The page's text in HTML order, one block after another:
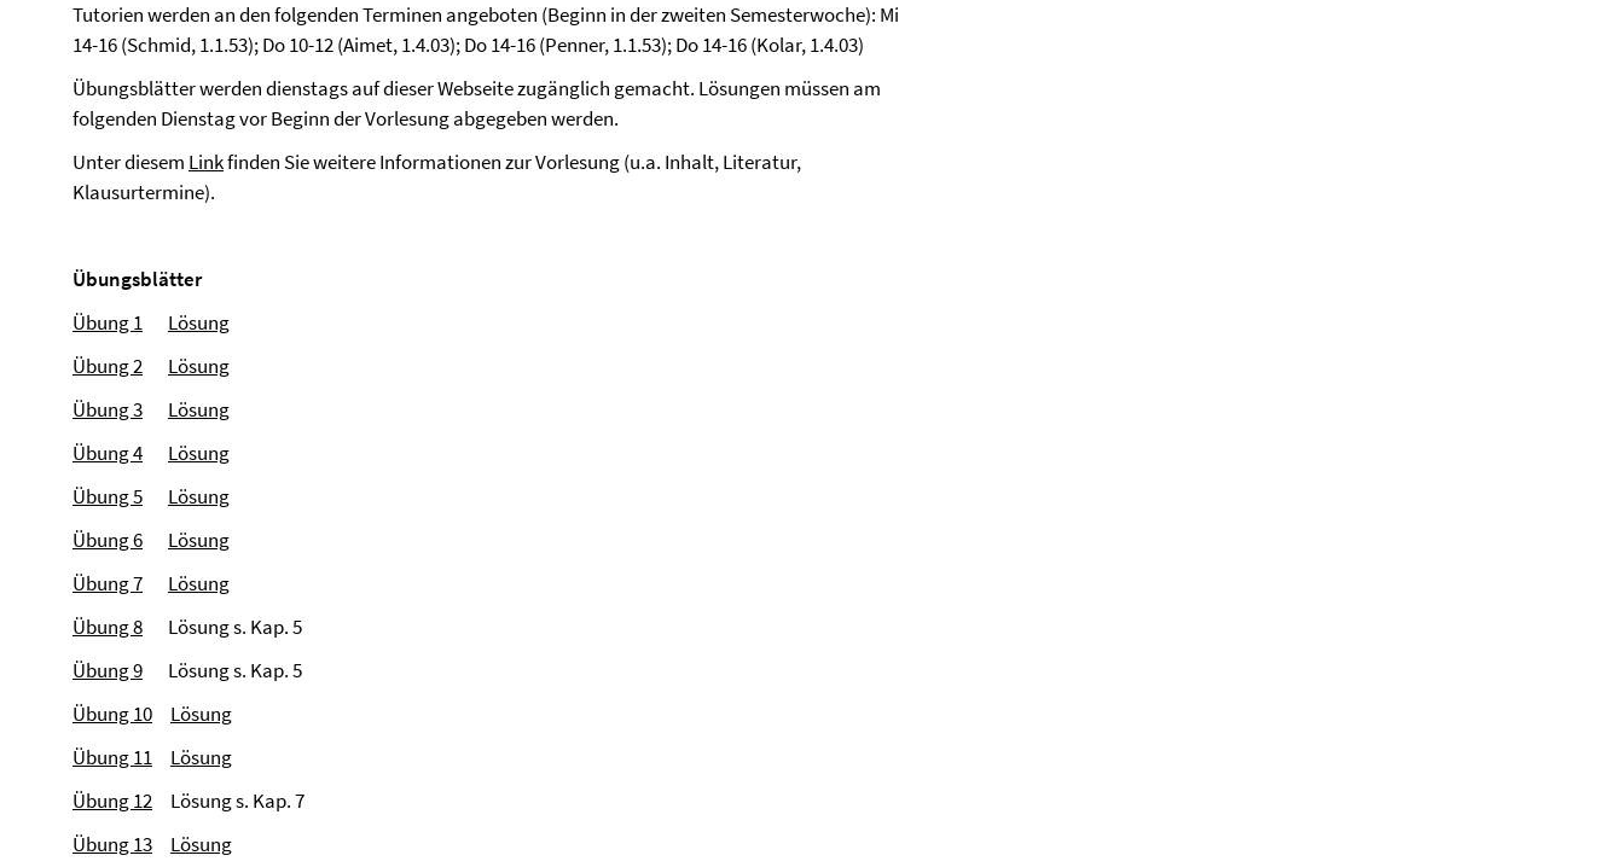
Tutorien werden an den folgenden Terminen angeboten (Beginn in der zweiten Semesterwoche): Mi
14-16 (Schmid, 1.1.53); Do 10-12 (Aimet, 1.4.03); Do 14-16 (Penner, 1.1.53); Do 14-16 (Kolar, 1.4.03)
Übungsblätter werden dienstags auf dieser Webseite zugänglich gemacht. Lösungen müssen am
folgenden Dienstag vor Beginn der Vorlesung abgegeben werden.
Unter diesem Linkfinden Sie weitere Informationen zur Vorlesung (u.a. Inhalt, Literatur,
Klausurtermine).
Übungsblätter
Übung 1
Lösung
Übung 2
Lösung
Übung 3
Lösung
Übung 4
Lösung
Übung 5
Lösung
Übung 6
Lösung
Übung 7
Lösung
Übung 8 Lösung s. Kap. 5
Übung 9 Lösung s. Kap. 5
Übung 10
Lösung
Übung 11
Lösung
Übung 12 Lösung s. Kap. 7
Übung 13
Lösung